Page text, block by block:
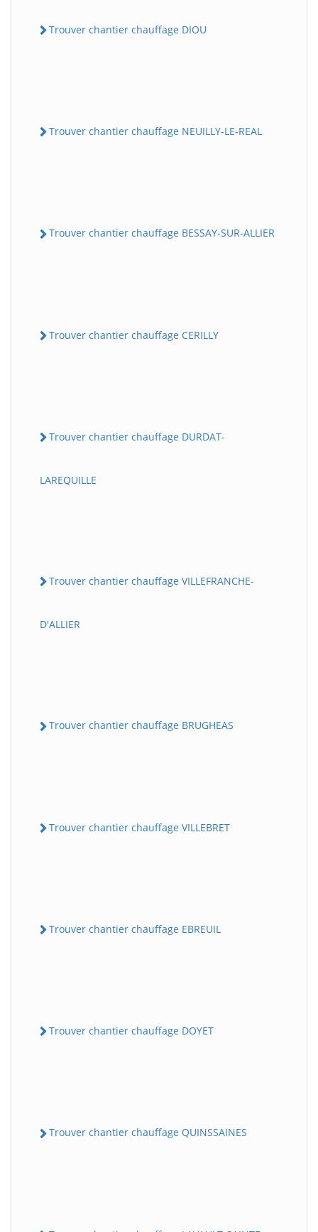
Trouver chantier chauffage DIOU
Trouver chantier chauffage NEUILLY-LE-REAL
Trouver chantier chauffage BESSAY-SUR-ALLIER
Trouver chantier chauffage CERILLY
Trouver chantier chauffage DURDAT-
LAREQUILLE
Trouver chantier chauffage VILLEFRANCHE-
D'ALLIER
Trouver chantier chauffage BRUGHEAS
Trouver chantier chauffage VILLEBRET
Trouver chantier chauffage EBREUIL
Trouver chantier chauffage DOYET
Trouver chantier chauffage QUINSSAINES